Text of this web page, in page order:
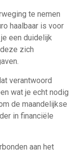
te nemen
haalbaar is voor
een duidelijk
zich
verantwoord
wat je echt nodig
de maandelijkse
in financiële
aan het